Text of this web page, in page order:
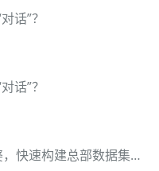
话”？
话”？
多经销商ERP对接金蝶用友管家婆，快速构建总部数据集成中台